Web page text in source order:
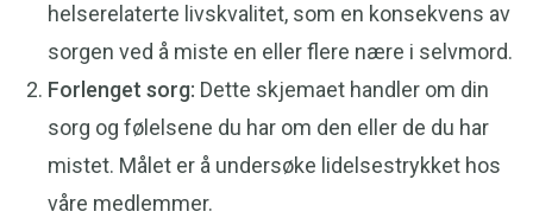
helserelaterte livskvalitet, som en konsekvens av
sorgen ved å miste en eller flere nære i selvmord.
Forlenget sorg: Dette skjemaet handler om din
sorg og følelsene du har om den eller de du har
mistet. Målet er å undersøke lidelsestrykket hos
våre medlemmer.